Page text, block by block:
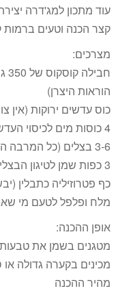
עוד מתכון למג'דרה
קצר הכנה וטעים ברמות
מצרכים:
הוראות היצרן)
כוס עדשים ירוקות (אין
4 כוסות מים לכיסוי העדשים
3-6 בצלים (כל המרבה הרי זה משובח) חתוכים לטבעות
3 כפות שמן לטיגון הבצלים
כף פטרוזיליה כתבלין
מלח ופלפל לטעם מי
אופן ההכנה:
מטגנים בשמן את
מכינים בקערה גדולה
מהיר ההכנה